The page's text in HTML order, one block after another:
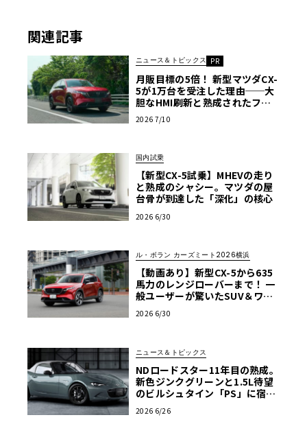
関連記事
ニュース＆トピックス PR
月販目標の5倍！ 新型マツダCX-
5が1万台を受注した理由──大
胆なHMI刷新と熟成されたフッ
トワーク
2026 7/10
国内試乗
【新型CX-5試乗】MHEVの走り
と熟成のシャシー。マツダの屋
台骨が到達した「深化」の核心
2026 6/30
ル・ボラン カーズミート2026横浜
【動画あり】新型CX-5から635
馬力のレンジローバーまで！ 一
般ユーザーが驚いたSUV＆ワゴ
ーズミート2026横浜】
2026 6/30
ニュース＆トピックス
NDロードスター11年目の熟成。
新色ジンクグリーンと1.5L待望
のビルシュタイン「PS」に宿る
2026 6/26